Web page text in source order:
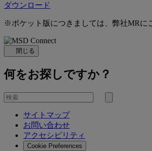
ダウンロード
※ポケット版につきましては、弊社MRに
閉じる
何をお探しですか？
を
検
サイトマップ
お問い合わせ
アクセシビリティ
Cookie Preferences